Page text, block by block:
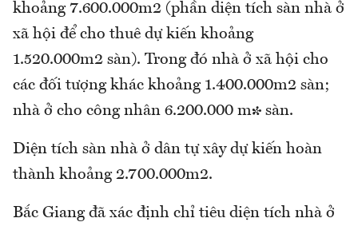
khoảng 7.600.000m2 (phần diện tích sàn nhà ở
xã hội để cho thuê dự kiến khoảng
1.520.000m2 sàn). Trong đó nhà ở xã hội cho
các đối tượng khác khoảng 1.400.000m2 sàn;
nhà ở cho công nhân 6.200.000 m² sàn.
Diện tích sàn nhà ở dân tự xây dự kiến hoàn
thành khoảng 2.700.000m2.
Bắc Giang đã xác định chỉ tiêu diện tích nhà ở